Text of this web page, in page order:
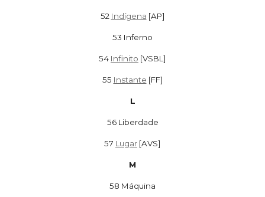
52 Indígena [AP]
53 Inferno
54 Infinito [VSBL]
55 Instante [FF]
L
56 Liberdade
57 Lugar [AVS]
M
58 Máquina